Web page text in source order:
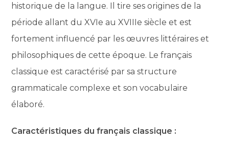
historique de la langue. Il tire ses origines de la
période allant du XVIe au XVIIIe siècle et est
fortement influencé par les œuvres littéraires et
philosophiques de cette époque. Le français
classique est caractérisé par sa structure
grammaticale complexe et son vocabulaire
élaboré.
Caractéristiques du français classique :